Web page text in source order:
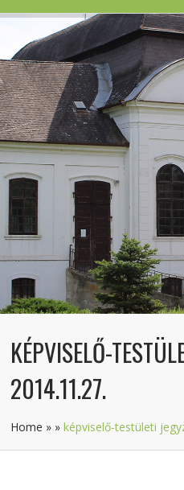
KÉPVISELŐ-
2014.11.27.
Home » »képviselő-testületi